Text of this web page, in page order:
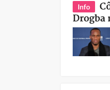
Info
Drogba